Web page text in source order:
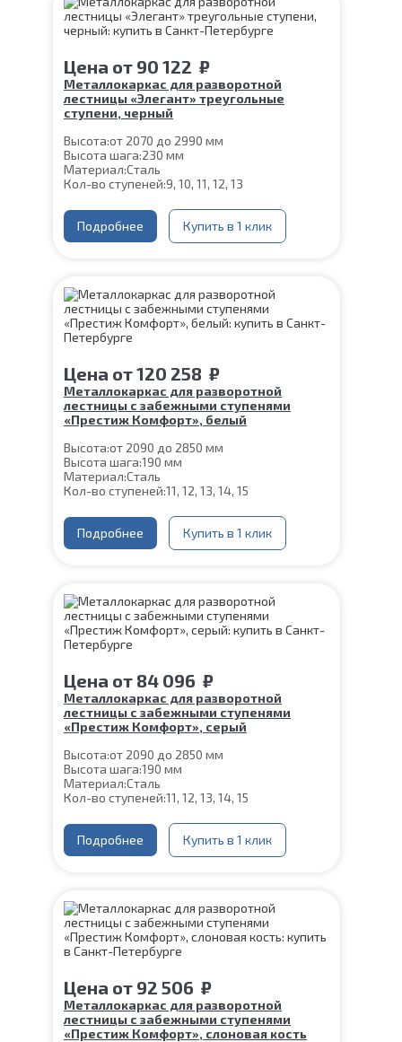
Цена от 90 122 ₽
Металлокаркас для разворотной
лестницы «Элегант» треугольные
ступени, черный
Высота:от 2070 до 2990 мм
Высота шага:230 мм
Материал:Сталь
Кол-во ступеней:9, 10, 11, 12, 13
Подробнее Купить в 1 клик
Цена от120 258 ₽
Металлокаркас для разворотной
лестницы с забежными ступенями
«Престиж Комфорт», белый
Высота:от 2090 до 2850 мм
Высота шага:190 мм
Материал:Сталь
Кол-во ступеней:11, 12, 13, 14, 15
Подробнее Купить в 1 клик
Цена от 84 096 ₽
Металлокаркас для разворотной
лестницы с забежными ступенями
«Престиж Комфорт», серый
Высота:от 2090 до 2850 мм
Высота шага:190 мм
Материал:Сталь
Кол-во ступеней:11, 12, 13, 14, 15
Подробнее Купить в 1 клик
Цена от 92 506 ₽
Металлокаркас для разворотной
лестницы с забежными ступенями
«Престиж Комфорт», слоновая кость